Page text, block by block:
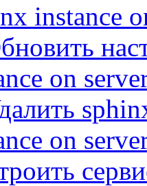
instance
on
on